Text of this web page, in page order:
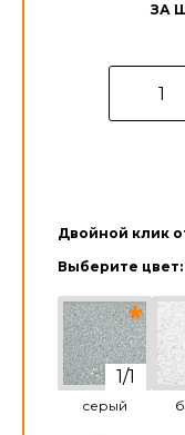
ЗА
Двойной клик
Выберите цвет:
серый